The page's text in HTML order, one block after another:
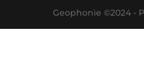
Geophonìe ©2024 -